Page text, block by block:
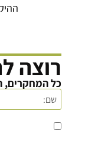
רוצה
כל המחקרים,